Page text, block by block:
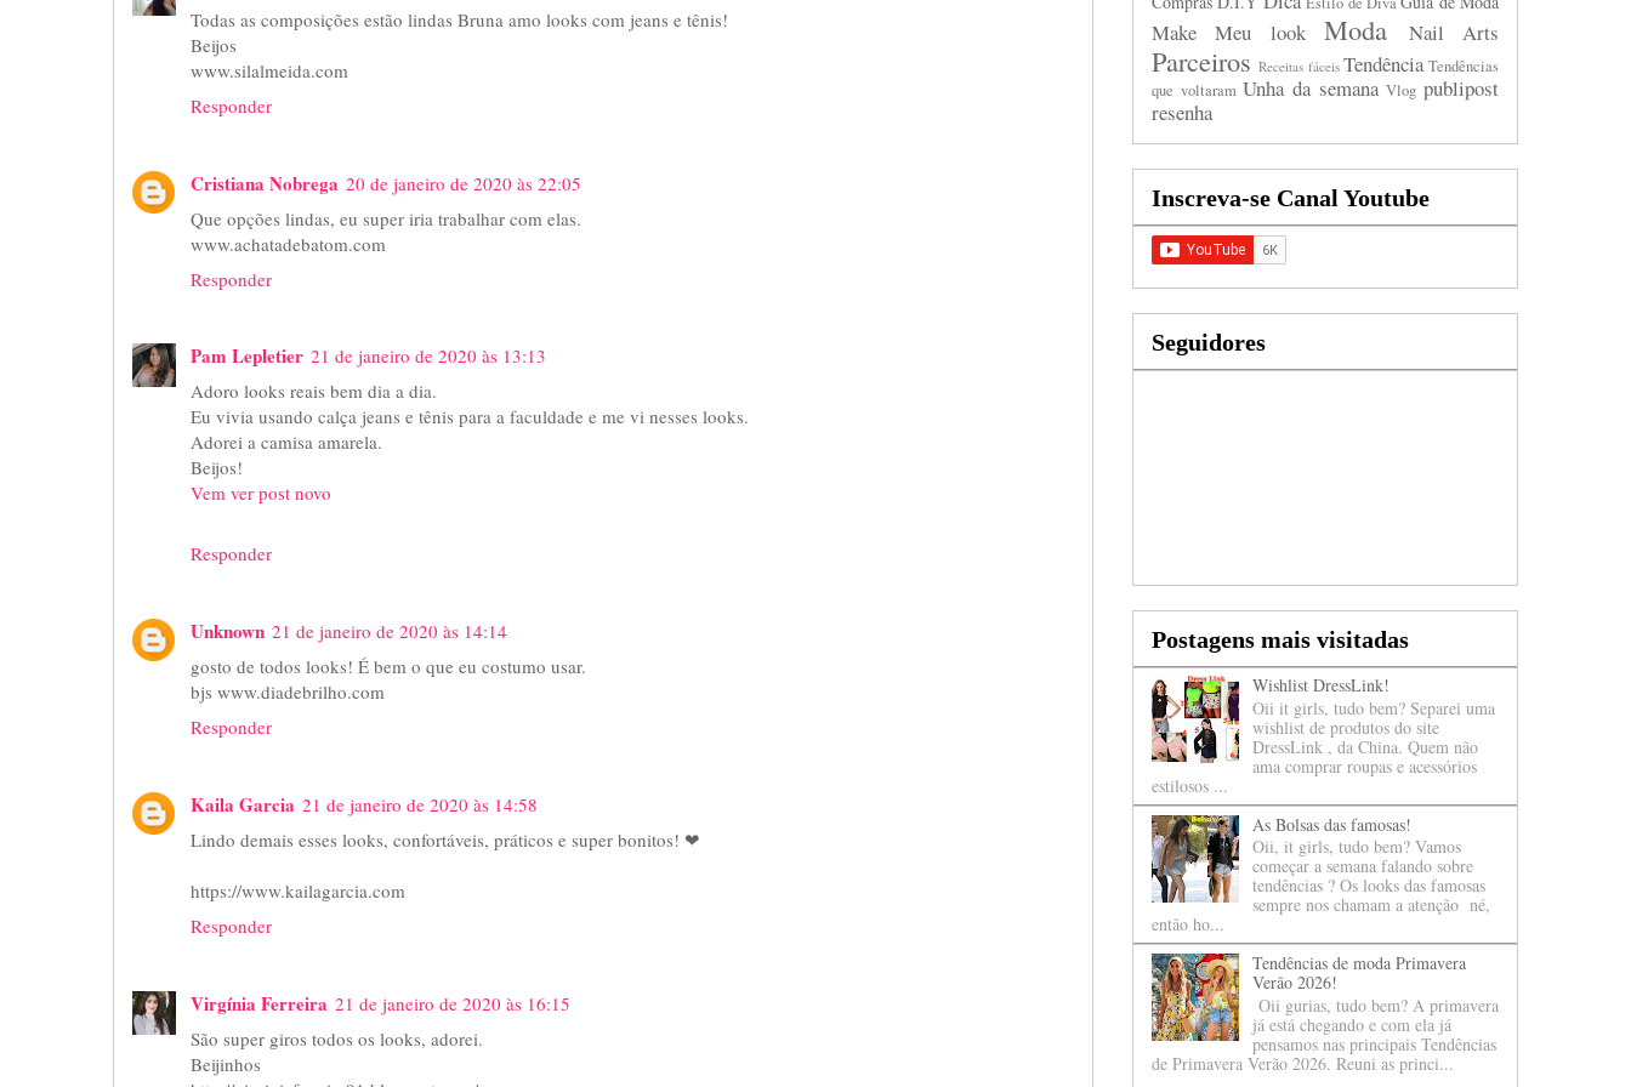
Todas as composições estão lindas Bruna amo looks com jeans e tênis!
Beijos
www.silalmeida.com
Responder
Cristiana Nobrega 20 de janeiro de 2020 às 22:05
Que opções lindas, eu super iria trabalhar com elas.
www.achatadebatom.com
Responder
Pam Lepletier 21 de janeiro de 2020 às 13:13
Adoro looks reais bem dia a dia.
Eu vivia usando calça jeans e tênis para a faculdade e me vi nesses looks.
Adorei a camisa amarela.
Beijos!
Vem ver post novo
Responder
Unknown 21 de janeiro de 2020 às 14:14
gosto de todos looks! É bem o que eu costumo usar.
bjs www.diadebrilho.com
Responder
Kaila Garcia 21 de janeiro de 2020 às 14:58
Lindo demais esses looks, confortáveis, práticos e super bonitos! ❤
https://www.kailagarcia.com
Responder
Virgínia Ferreira 21 de janeiro de 2020 às 16:15
São super giros todos os looks, adorei.
Beijinhos
Make Meu look Moda Nail Arts
Parceiros Receitas fáceis Tendência Tendências
que voltaram Unha da semana Vlog publipost
resenha
Inscreva-se Canal Youtube
Seguidores
Postagens mais visitadas
Wishlist DressLink!
Oii it girls, tudo bem? Separei uma
wishlist de produtos do site
DressLink , da China. Quem não
ama comprar roupas e acessórios
estilosos ...
As Bolsas das famosas!
Oii, it girls, tudo bem? Vamos
começar a semana falando sobre
tendências ? Os looks das famosas
sempre nos chamam a atenção né,
então ho...
Tendências de moda Primavera
Verão 2026!
Oii gurias, tudo bem? A primavera
já está chegando e com ela já
pensamos nas principais Tendências
de Primavera Verão 2026. Reuni as princi...